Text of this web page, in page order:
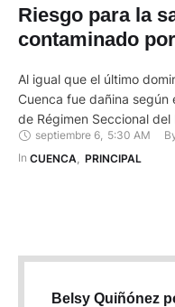
Riesgo para la
contaminado
Al igual que el último
Cuenca fue dañina
de Régimen Seccional del
para la salud por aire
partículas finas llegó a
septiembre 6, 5:30 AM
In CUENCA PRINCIPAL
Belsy Quiñónez